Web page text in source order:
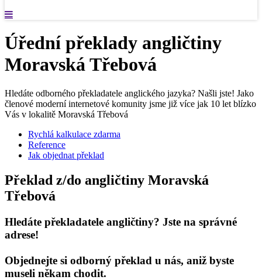
Úřední překlady angličtiny
Moravská Třebová
Hledáte odborného překladatele anglického jazyka? Našli jste! Jako
členové moderní internetové komunity jsme již více jak 10 let blízko
Vás v lokalitě Moravská Třebová
Rychlá kalkulace zdarma
Reference
Jak objednat překlad
Překlad z/do angličtiny Moravská
Třebová
Hledáte překladatele angličtiny? Jste na správné
adrese!
Objednejte si odborný překlad u nás, aniž byste
museli někam chodit.